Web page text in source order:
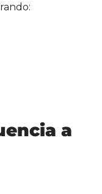
a